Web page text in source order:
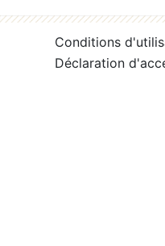
Conditions
Déclaration